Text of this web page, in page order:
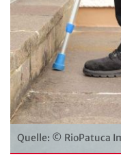
Der Personalrat
Computer und Arbeit
Gute Arbeit
Betriebsrat und
Arbeitsschutz und
Betriebsratswissen online
Personalratswissen
Schwerbehindertenrecht
Arbeitszeit online
KI-Praxis Arbeitsrecht
Software
Newsletter
Bund SHOP
Abo
mein Bund-Online
Quelle: © RioPatuca